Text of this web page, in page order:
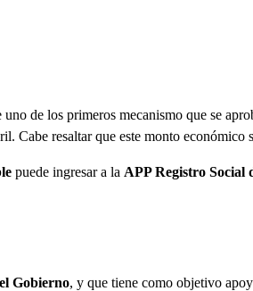
uno de los primeros mecanismo que se
Cabe resaltar que este monto económico
puede ingresar a la APP Registro Social
Gobierno, y que tiene como objetivo